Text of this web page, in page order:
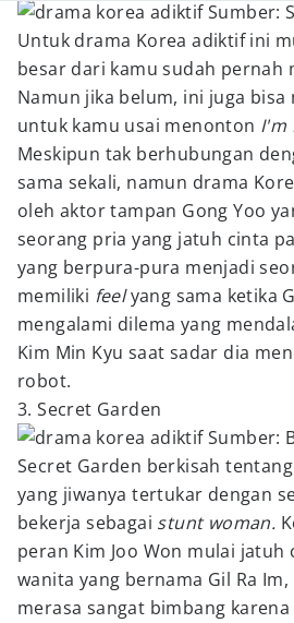
Sumber:
Untuk drama Korea adiktif ini
besar dari kamu sudah pernah
Namun jika belum, ini juga
untuk kamu usai menonton I'm
Meskipun tak berhubungan
sama sekali, namun drama
oleh aktor tampan Gong Yoo
seorang pria yang jatuh cinta
yang berpura-pura menjadi
memiliki feelyang sama ketika
mengalami dilema yang
Kim Min Kyu saat sadar dia
robot.
3. Secret Garden
Sumber:
Secret Garden berkisah tentang
yang jiwanya tertukar dengan
bekerja sebagai stunt woman.
peran Kim Joo Won mulai jatuh
wanita yang bernama Gil Ra
merasa sangat bimbang